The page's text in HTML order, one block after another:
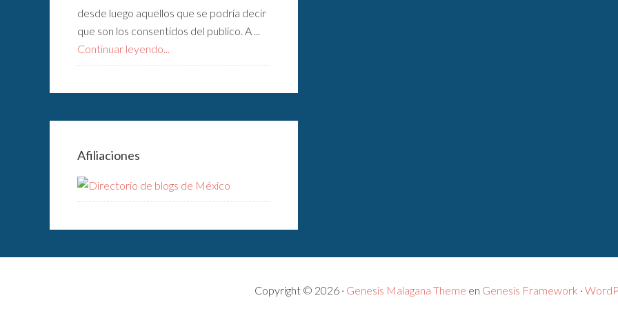
desde luego aquellos que se podría decir
que son los consentidos del publico. A ...
Continuar leyendo...
Afiliaciones
Copyright © 2026 · Genesis Malagana Theme en Genesis Framework ·